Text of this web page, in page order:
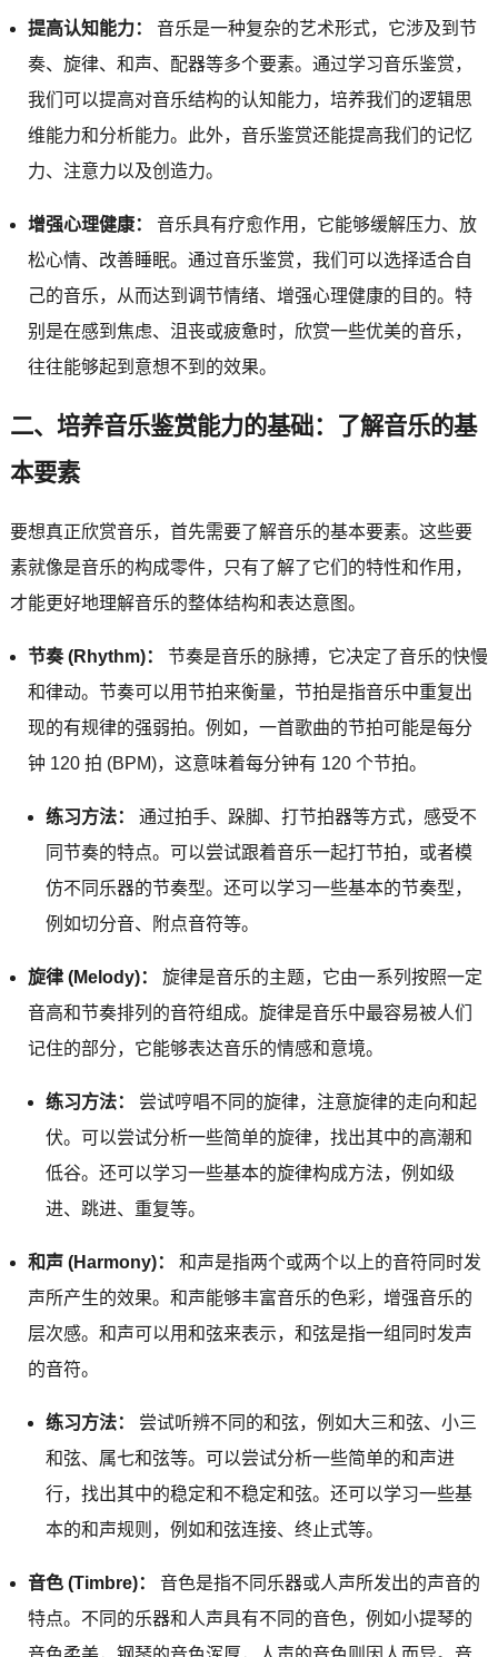
提高认知能力：
音乐是一种复杂的艺术形式，它涉及到节
奏、旋律、和声、配器等多个要素。通过学习音乐鉴赏，
我们可以提高对音乐结构的认知能力，培养我们的逻辑思
维能力和分析能力。此外，音乐鉴赏还能提高我们的记忆
力、注意力以及创造力。
增强心理健康：
音乐具有疗愈作用，它能够缓解压力、放
松心情、改善睡眠。通过音乐鉴赏，我们可以选择适合自
己的音乐，从而达到调节情绪、增强心理健康的目的。特
别是在感到焦虑、沮丧或疲惫时，欣赏一些优美的音乐，
往往能够起到意想不到的效果。
二、培养音乐鉴赏能力的基础：了解音乐的基
本要素
要想真正欣赏音乐，首先需要了解音乐的基本要素。这些要
素就像是音乐的构成零件，只有了解了它们的特性和作用，
才能更好地理解音乐的整体结构和表达意图。
节奏 (Rhythm)：
节奏是音乐的脉搏，它决定了音乐的快慢
和律动。节奏可以用节拍来衡量，节拍是指音乐中重复出
现的有规律的强弱拍。例如，一首歌曲的节拍可能是每分
钟 120 拍 (BPM)，这意味着每分钟有 120 个节拍。
练习方法：
通过拍手、跺脚、打节拍器等方式，感受不
同节奏的特点。可以尝试跟着音乐一起打节拍，或者模
仿不同乐器的节奏型。还可以学习一些基本的节奏型，
例如切分音、附点音符等。
旋律 (Melody)：
旋律是音乐的主题，它由一系列按照一定
音高和节奏排列的音符组成。旋律是音乐中最容易被人们
记住的部分，它能够表达音乐的情感和意境。
练习方法：
尝试哼唱不同的旋律，注意旋律的走向和起
伏。可以尝试分析一些简单的旋律，找出其中的高潮和
低谷。还可以学习一些基本的旋律构成方法，例如级
进、跳进、重复等。
和声 (Harmony)：
和声是指两个或两个以上的音符同时发
声所产生的效果。和声能够丰富音乐的色彩，增强音乐的
层次感。和声可以用和弦来表示，和弦是指一组同时发声
的音符。
练习方法：
尝试听辨不同的和弦，例如大三和弦、小三
和弦、属七和弦等。可以尝试分析一些简单的和声进
行，找出其中的稳定和不稳定和弦。还可以学习一些基
本的和声规则，例如和弦连接、终止式等。
音色 (Timbre)：
音色是指不同乐器或人声所发出的声音的
特点。不同的乐器和人声具有不同的音色，例如小提琴的